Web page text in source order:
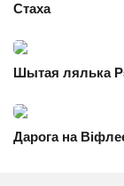
Стаха
Шытая лялька
Дарога на